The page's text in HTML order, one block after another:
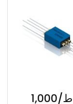
100 واط/1,000